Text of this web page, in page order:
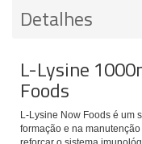
Detalhes
L-Lysine
Foods
L-Lysine Now Foods é um
formação e na